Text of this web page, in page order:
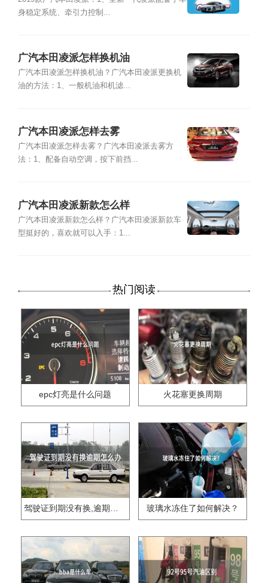
身稳定系统、牵引力控制...
广汽本田凌派怎样换机油
广汽本田凌派怎样换机油？广汽本田凌派更换机
油的方法：1、一般机油和机滤...
广汽本田凌派怎样去雾
广汽本田凌派怎样去雾？广汽本田凌派去雾方
法：1、配备自动空调，按下前挡...
广汽本田凌派新款怎么样
广汽本田凌派新款怎么样？广汽本田凌派新款车
型挺好的，喜欢就可以入手：1...
热门阅读
epc灯亮是什么问题 火花塞更换周期
驾驶证到期没有换,逾期怎么办?? 玻璃水冻住了如何解决？